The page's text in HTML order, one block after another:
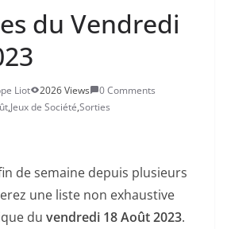
du Vendredi
Liot 2026 Views
0 Comments
,Jeux de Société,Sorties
de semaine depuis plusieurs
une liste non exhaustive
du vendredi 18 Août 2023.